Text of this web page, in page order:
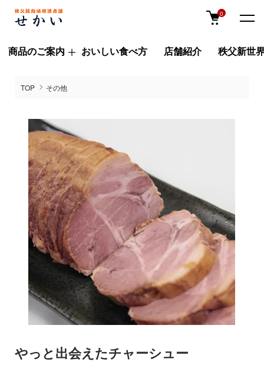
0
商品のご案内 おいしい食べ方 店舗紹介 秩父新世
TOP その他
やっと出会えたチャーシュー